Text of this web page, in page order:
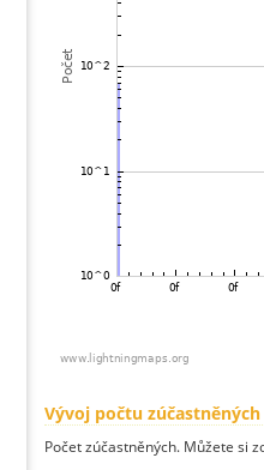
Vývoj počtu zúčastněných
Počet zúčastněných. Můžete si